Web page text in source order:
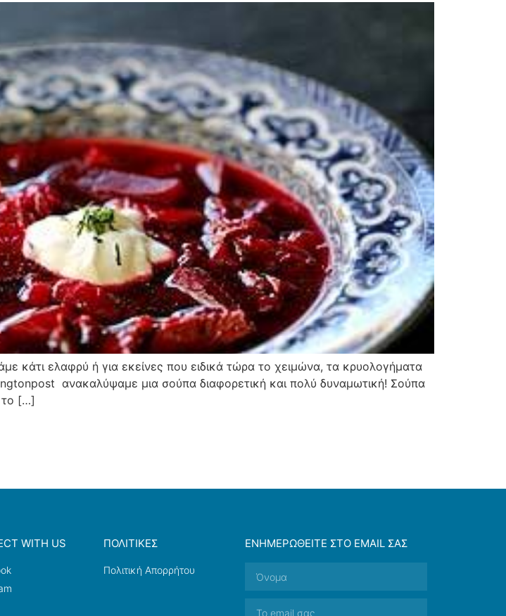
κάτι ελαφρύ ή για εκείνες που ειδικά τώρα το χειμώνα, τα κρυολογήματα
ανακαλύψαμε μια σούπα διαφορετική και πολύ δυναμωτική! Σούπα
το […]
WITH US ΠΟΛΙΤΙΚΕΣ
Πολιτική Απορρήτου
ΕΝΗΜΕΡΩΘΕΊΤΕ ΣΤΟ EMAIL ΣΑΣ